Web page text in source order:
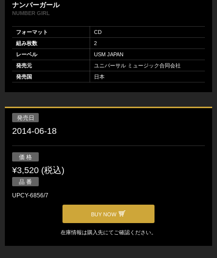
ナンバーガール
NUMBER GIRL
フォーマット
CD
組み枚数
2
レーベル
USM JAPAN
発売元
ユニバーサル ミュージック合同会社
発売国
日本
発売日
2014-06-18
価 格
¥3,520 (税込)
品 番
UPCY-6856/7
BUY NOW
在庫情報は購入先にてご確認ください。